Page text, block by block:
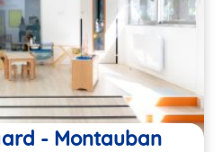
- Montauban